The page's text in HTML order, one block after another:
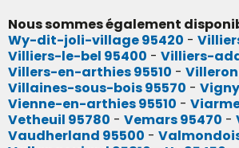
Nous sommes également
Wy-dit-joli-village 95420 -
Villiers-le-bel 95400 - Villiers-
Villers-en-arthies 95510 -
Villaines-sous-bois 95570 -
Vienne-en-arthies 95510 -
Vetheuil 95780 - Vemars 95470 -
Vaudherland 95500 -